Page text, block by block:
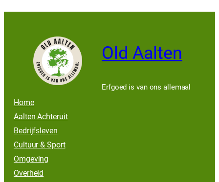
Old Aalten
Erfgoed is van ons allemaal
Home
Aalten Achteruit
Bedrijfsleven
Cultuur & Sport
Omgeving
Overheid